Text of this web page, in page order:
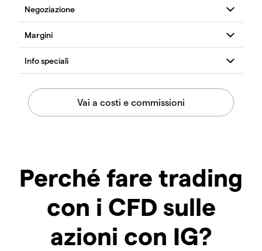
Perché fare trading
con i CFD sulle
azioni con IG?